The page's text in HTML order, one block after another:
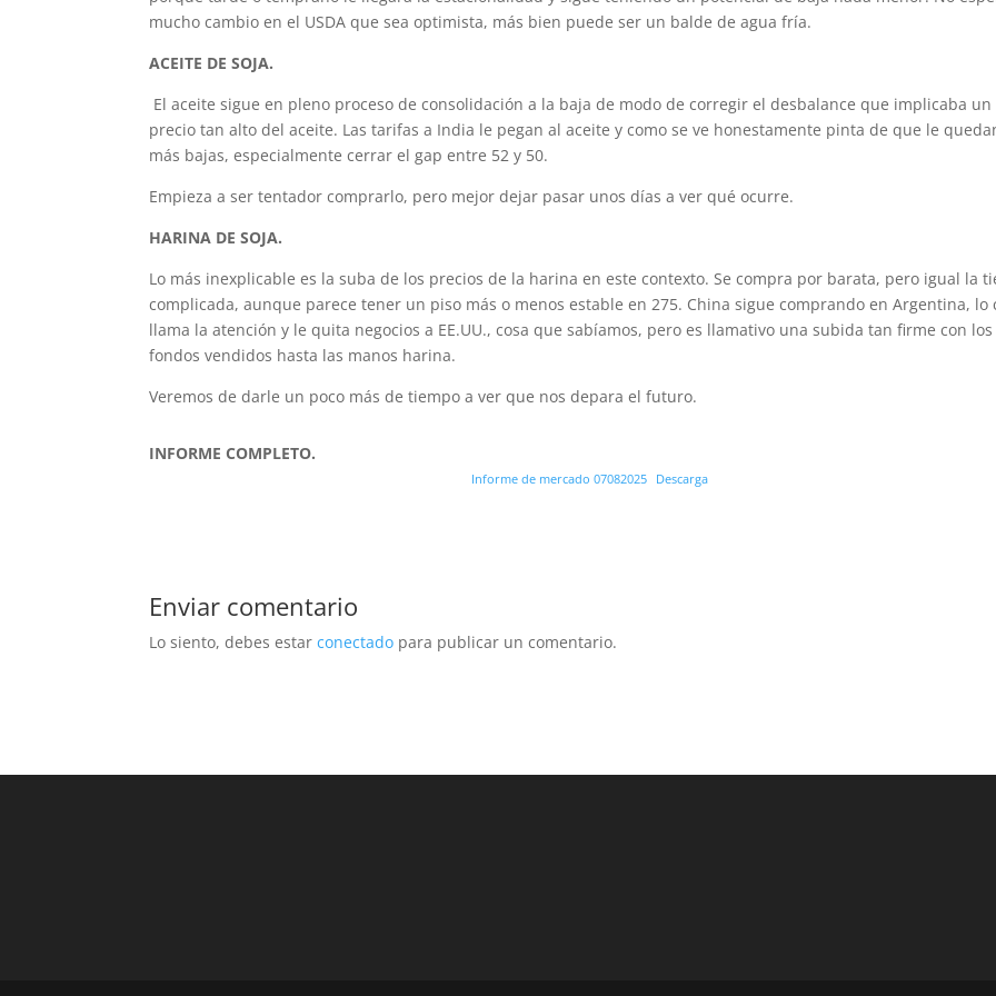
mucho cambio en el USDA que sea optimista, más bien puede ser un balde de agua fría.
ACEITE DE SOJA.
El aceite sigue en pleno proceso de consolidación a la baja de modo de corregir el desbalance que implicaba un
precio tan alto del aceite. Las tarifas a India le pegan al aceite y como se ve honestamente pinta de que le
más bajas, especialmente cerrar el gap entre 52 y 50.
Empieza a ser tentador comprarlo, pero mejor dejar pasar unos días a ver qué ocurre.
HARINA DE SOJA.
Lo más inexplicable es la suba de los precios de la harina en este contexto. Se compra por barata, pero igual la
complicada, aunque parece tener un piso más o menos estable en 275. China sigue comprando en Argentina, lo
llama la atención y le quita negocios a EE.UU., cosa que sabíamos, pero es llamativo una subida tan firme con los
fondos vendidos hasta las manos harina.
Veremos de darle un poco más de tiempo a ver que nos depara el futuro.
INFORME COMPLETO.
Informe de mercado 07082025 Descarga
Enviar comentario
Lo siento, debes estarconectado para publicar un comentario.